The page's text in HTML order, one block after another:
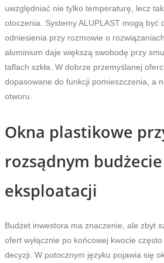
uwzględniać nie tylko temperaturę, lecz
otoczenia. Systemy ALUPLAST mogą być
odniesienia przy rozmowie o
aluminium daje większą swobodę przy
taflach szkła. W dobrze przemyślanej
dopasowane do funkcji pomieszczenia, a
otworu.
Okna plastikowe
rozsądnym
eksploatacji
Budżet inwestora ma znaczenie, ale zbyt
ofert wyłącznie po końcowej kwocie
decyzji. W potocznym języku pojawia się